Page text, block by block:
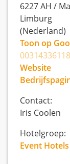
6227 AH /
Limburg
(Nederland)
Toon op
Website
Contact:
Iris Coolen
Hotelgroep:
Event Hotels